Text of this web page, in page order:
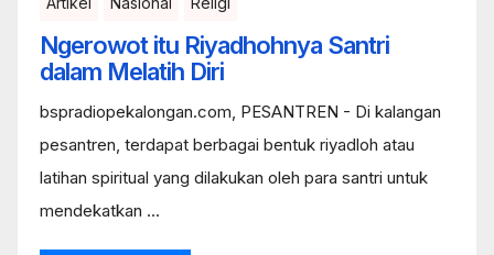
Ngerowot itu Riyadhohnya Santri
dalam Melatih Diri
bspradiopekalongan.com, PESANTREN - Di kalangan
pesantren, terdapat berbagai bentuk riyadloh atau
latihan spiritual yang dilakukan oleh para santri untuk
mendekatkan ...